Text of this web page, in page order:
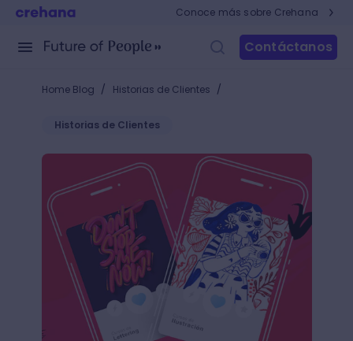
Conoce más sobre Crehana
Contáctanos
Home Blog / Historias de Clientes /
Historias de Clientes
Las parejas de películas, series y artistas que nos